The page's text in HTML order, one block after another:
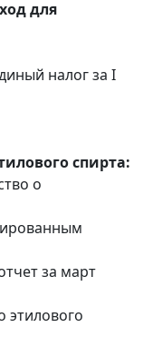
для
налог за I
спирта:
о
за март
этилового